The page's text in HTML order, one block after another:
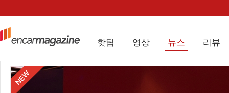
핫팁 영상 뉴스 리뷰